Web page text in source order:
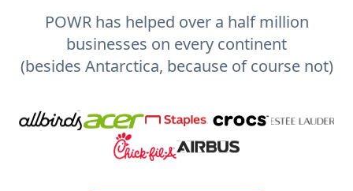
POWR has helped over a half million
businesses on every continent
(besides Antarctica, because of course not)